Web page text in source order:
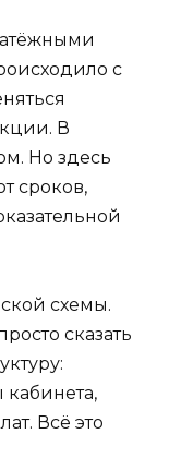
с
В
Но здесь
сроков,
схемы.
сказать
Всё это